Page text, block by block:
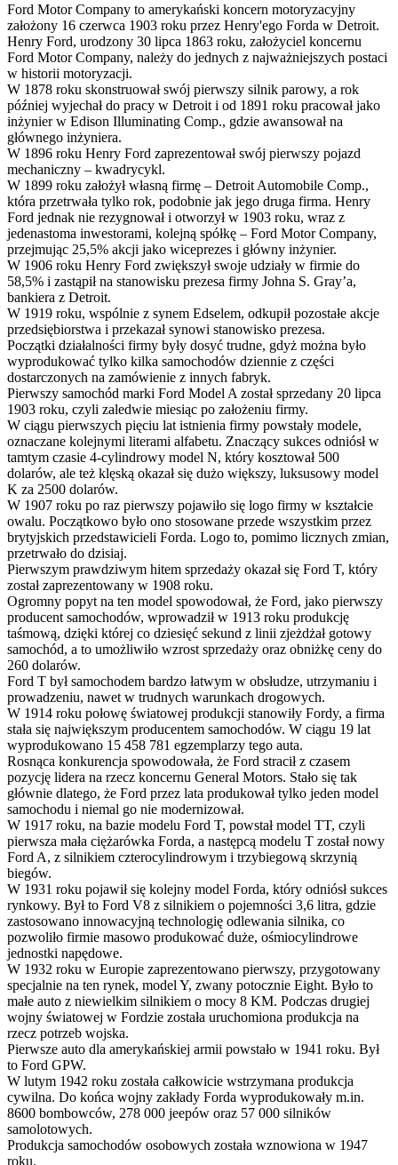
Ford Motor Company to amerykański koncern motoryzacyjny
założony 16 czerwca 1903 roku przez Henry'ego Forda w Detroit.
Henry Ford, urodzony 30 lipca 1863 roku, założyciel koncernu
Ford Motor Company, należy do jednych z najważniejszych postaci
w historii motoryzacji.
W 1878 roku skonstruował swój pierwszy silnik parowy, a rok
później wyjechał do pracy w Detroit i od 1891 roku pracował jako
inżynier w Edison Illuminating Comp., gdzie awansował na
głównego inżyniera.
W 1896 roku Henry Ford zaprezentował swój pierwszy pojazd
mechaniczny – kwadrycykl.
W 1899 roku założył własną firmę – Detroit Automobile Comp.,
która przetrwała tylko rok, podobnie jak jego druga firma. Henry
Ford jednak nie rezygnował i otworzył w 1903 roku, wraz z
jedenastoma inwestorami, kolejną spółkę – Ford Motor Company,
przejmując 25,5% akcji jako wiceprezes i główny inżynier.
W 1906 roku Henry Ford zwiększył swoje udziały w firmie do
58,5% i zastąpił na stanowisku prezesa firmy Johna S. Gray’a,
bankiera z Detroit.
W 1919 roku, wspólnie z synem Edselem, odkupił pozostałe akcje
przedsiębiorstwa i przekazał synowi stanowisko prezesa.
Początki działalności firmy były dosyć trudne, gdyż można było
wyprodukować tylko kilka samochodów dziennie z części
dostarczonych na zamówienie z innych fabryk.
Pierwszy samochód marki Ford Model A został sprzedany 20 lipca
1903 roku, czyli zaledwie miesiąc po założeniu firmy.
W ciągu pierwszych pięciu lat istnienia firmy powstały modele,
oznaczane kolejnymi literami alfabetu. Znaczący sukces odniósł w
tamtym czasie 4-cylindrowy model N, który kosztował 500
dolarów, ale też klęską okazał się dużo większy, luksusowy model
K za 2500 dolarów.
W 1907 roku po raz pierwszy pojawiło się logo firmy w kształcie
owalu. Początkowo było ono stosowane przede wszystkim przez
brytyjskich przedstawicieli Forda. Logo to, pomimo licznych zmian,
przetrwało do dzisiaj.
Pierwszym prawdziwym hitem sprzedaży okazał się Ford T, który
został zaprezentowany w 1908 roku.
Ogromny popyt na ten model spowodował, że Ford, jako pierwszy
producent samochodów, wprowadził w 1913 roku produkcję
taśmową, dzięki której co dziesięć sekund z linii zjeżdżał gotowy
samochód, a to umożliwiło wzrost sprzedaży oraz obniżkę ceny do
260 dolarów.
Ford T był samochodem bardzo łatwym w obsłudze, utrzymaniu i
prowadzeniu, nawet w trudnych warunkach drogowych.
W 1914 roku połowę światowej produkcji stanowiły Fordy, a firma
stała się największym producentem samochodów. W ciągu 19 lat
wyprodukowano 15 458 781 egzemplarzy tego auta.
Rosnąca konkurencja spowodowała, że Ford stracił z czasem
pozycję lidera na rzecz koncernu General Motors. Stało się tak
głównie dlatego, że Ford przez lata produkował tylko jeden model
samochodu i niemal go nie modernizował.
W 1917 roku, na bazie modelu Ford T, powstał model TT, czyli
pierwsza mała ciężarówka Forda, a następcą modelu T został nowy
Ford A, z silnikiem czterocylindrowym i trzybiegową skrzynią
biegów.
W 1931 roku pojawił się kolejny model Forda, który odniósł sukces
rynkowy. Był to Ford V8 z silnikiem o pojemności 3,6 litra, gdzie
zastosowano innowacyjną technologię odlewania silnika, co
pozwoliło firmie masowo produkować duże, ośmiocylindrowe
jednostki napędowe.
W 1932 roku w Europie zaprezentowano pierwszy, przygotowany
specjalnie na ten rynek, model Y, zwany potocznie Eight. Było to
małe auto z niewielkim silnikiem o mocy 8 KM. Podczas drugiej
wojny światowej w Fordzie została uruchomiona produkcja na
rzecz potrzeb wojska.
Pierwsze auto dla amerykańskiej armii powstało w 1941 roku. Był
to Ford GPW.
W lutym 1942 roku została całkowicie wstrzymana produkcja
cywilna. Do końca wojny zakłady Forda wyprodukowały m.in.
8600 bombowców, 278 000 jeepów oraz 57 000 silników
samolotowych.
Produkcja samochodów osobowych została wznowiona w 1947
roku.